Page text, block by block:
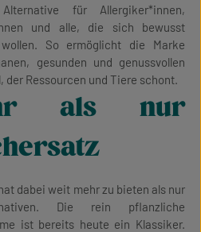
für Allergiker*innen,
und alle, die sich bewusst
So ermöglicht die Marke
gesunden und genussvollen
der Ressourcen und Tiere schont.
als nur
dabei weit mehr zu bieten als nur
Die rein pflanzliche
ist bereits heute ein Klassiker.